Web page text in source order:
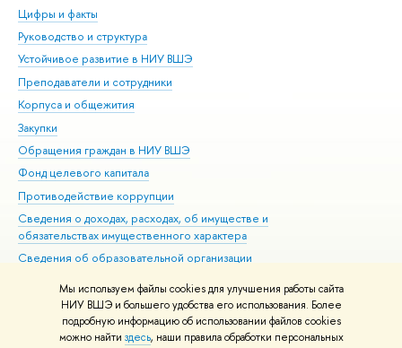
Мы используем файлы cookies для улучшения работы сайта
НИУ ВШЭ и большего удобства его использования. Более
подробную информацию об использовании файлов cookies
можно найти здесь, наши правила обработки персональных
Цифры и факты
Руководство и структура
Устойчивое развитие в НИУ ВШЭ
Преподаватели и сотрудники
Корпуса и общежития
Закупки
Обращения граждан в НИУ ВШЭ
Фонд целевого капитала
Противодействие коррупции
Сведения о доходах, расходах, об имуществе и
обязательствах имущественного характера
Сведения об образовательной организации
Людям с ограниченными возможностями здоровья
Единая платежная страница
Работа в Вышке